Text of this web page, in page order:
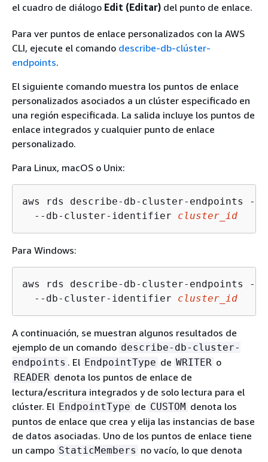
el cuadro de diálogo Edit (Editar) del punto de enlace.
Para ver puntos de enlace personalizados con la AWS
CLI, ejecute el comando describe-db-clúster-
endpoints.
El siguiente comando muestra los puntos de enlace
personalizados asociados a un clúster especificado en
una región especificada. La salida incluye los puntos de
enlace integrados y cualquier punto de enlace
personalizado.
Para Linux, macOS o Unix:
aws rds describe-db-cluster-endpoints
  --db-cluster-identifier
cluster_id
Para Windows:
aws rds describe-db-cluster-endpoints
  --db-cluster-identifier
cluster_id
A continuación, se muestran algunos resultados de
ejemplo de un comando describe-db-cluster-
endpoints . El EndpointType de WRITER o
READER denota los puntos de enlace de
lectura/escritura integrados y de solo lectura para el
clúster. El EndpointType de CUSTOM denota los
puntos de enlace que crea y elija las instancias de base
de datos asociadas. Uno de los puntos de enlace tiene
un campo StaticMembers no vacío, lo que denota